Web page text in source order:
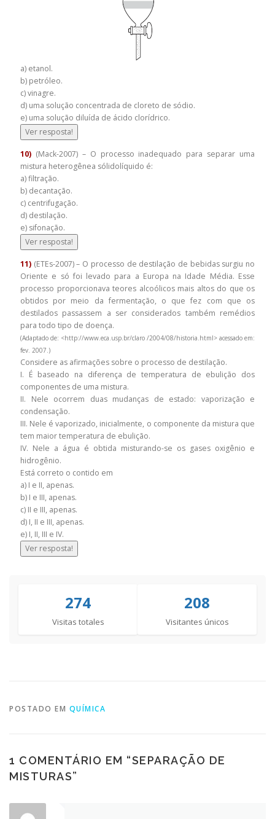
a) etanol.
b) petróleo.
c) vinagre.
d) uma solução concentrada de cloreto de sódio.
e) uma solução diluída de ácido clorídrico.
Ver resposta!
10) (Mack-2007) – O processo inadequado para separar uma
mistura heterogênea sólidolíquido é:
a) filtração.
b) decantação.
c) centrifugação.
d) destilação.
e) sifonação.
Ver resposta!
11) (ETEs-2007) – O processo de destilação de bebidas surgiu no
Oriente e só foi levado para a Europa na Idade Média. Esse
processo proporcionava teores alcoólicos mais altos do que os
obtidos por meio da fermentação, o que fez com que os
destilados passassem a ser considerados também remédios
para todo tipo de doença.
(Adaptado de: <http://www.eca.usp.br/claro /2004/08/historia.html> acessado em:
fev. 2007.)
Considere as afirmações sobre o processo de destilação.
I. É baseado na diferença de temperatura de ebulição dos
componentes de uma mistura.
II. Nele ocorrem duas mudanças de estado: vaporização e
condensação.
III. Nele é vaporizado, inicialmente, o componente da mistura que
tem maior temperatura de ebulição.
IV. Nele a água é obtida misturando-se os gases oxigênio e
hidrogênio.
Está correto o contido em
a) I e II, apenas.
b) I e III, apenas.
c) II e III, apenas.
d) I, II e III, apenas.
e) I, II, III e IV.
Ver resposta!
274
Visitas totales
208
Visitantes únicos
POSTADO EM QUÍMICA
1 COMENTÁRIO EM “SEPARAÇÃO DE
MISTURAS”